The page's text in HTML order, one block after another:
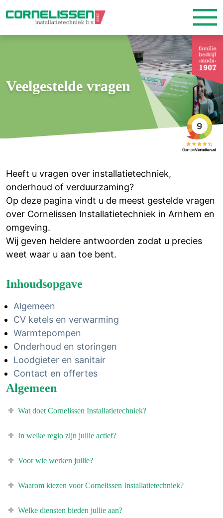
Veelgestelde vragen
Heeft u vragen over installatietechniek,
onderhoud of verduurzaming?
Op deze pagina vindt u de meest gestelde vragen
over Cornelissen Installatietechniek in Arnhem en
omgeving.
Wij geven heldere antwoorden zodat u precies
weet waar u aan toe bent.
Inhoudsopgave
Algemeen
CV ketels en verwarming
Warmtepompen
Onderhoud en storingen
Loodgieter en sanitair
Contact en offertes
Algemeen
Wat doet Cornelissen Installatietechniek?
In welke regio zijn jullie actief?
Voor wie werken jullie?
Waarom kiezen voor Cornelissen Installatietechniek?
Welke diensten bieden jullie aan?